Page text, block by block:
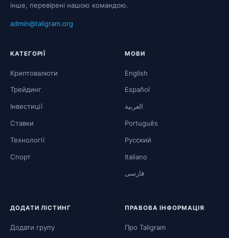
інше, перевірені нашою командою.
admin@taligram.org
КАТЕГОРІЇ
Криптовалюти
Трейдинг
Інвестиції
Ставки
Технології
Спорт
МОВИ
English
Español
العربية
Português
Русский
Italiano
فارسی
ДОДАТИ ЛІСТИНГ
Додати групу
ПРАВОВА ІНФОРМАЦІЯ
Про Taligram